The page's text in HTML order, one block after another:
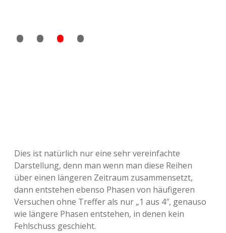
• • • •
Dies ist natürlich nur eine sehr vereinfachte
Darstellung, denn man wenn man diese Reihen
über einen längeren Zeitraum zusammensetzt,
dann entstehen ebenso Phasen von häufigeren
Versuchen ohne Treffer als nur „1 aus 4″, genauso
wie längere Phasen entstehen, in denen kein
Fehlschuss geschieht.